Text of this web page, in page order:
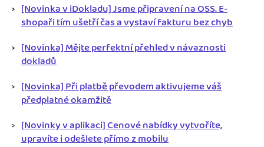
[Novinka v iDokladu] Jsme připravení na OSS. E-
shopaři tím ušetří čas a vystaví fakturu bez chyb
[Novinka] Mějte perfektní přehled v návaznosti
dokladů
[Novinka] Při platbě převodem aktivujeme váš
předplatné okamžitě
[Novinky v aplikaci] Cenové nabídky vytvoříte,
upravíte i odešlete přímo z mobilu